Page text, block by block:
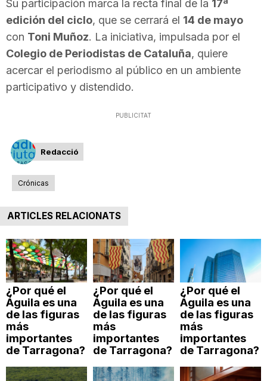
g
o
n
Su participación marca la recta final de la 17ª
edición del ciclo, que se cerrará el 14 de mayo
con Toni Muñoz. La iniciativa, impulsada por el
Colegio de Periodistas de Cataluña, quiere
acercar el periodismo al público en un ambiente
participativo y distendido.
PUBLICITAT
Redacció
Crónicas
ARTICLES RELACIONATS
¿Por qué el
Águila es una
de las figuras
más
importantes
de Tarragona?
¿Por qué el
Águila es una
de las figuras
más
importantes
de Tarragona?
¿Por qué el
Águila es una
de las figuras
más
importantes
de Tarragona?